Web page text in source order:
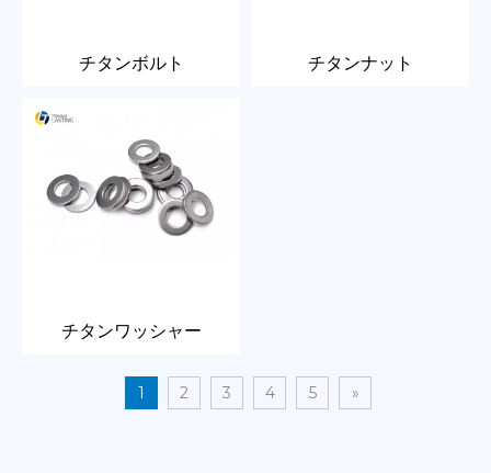
チタンボルト チタンナット
チタンワッシャー
1 2 3 4 5 »